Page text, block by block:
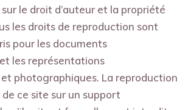
le droit d’auteur et la propriété
les droits de reproduction sont
pour les documents
les représentations
photographiques. La reproduction
ce site sur un support